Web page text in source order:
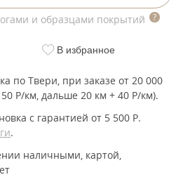
и образцами покрытий
В избранное
по Твери, при заказе от 20 000
Р/км, дальше 20 км + 40 Р/км).
с гарантией от 5 500 Р.
.
наличными, картой,